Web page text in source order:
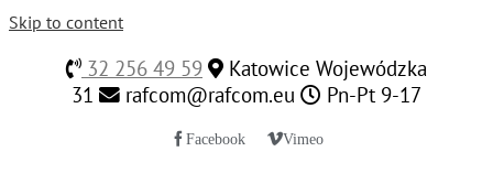
Skip to content
32 256 49 59
Katowice Wojewódzka
31
rafcom@rafcom.eu Pn-Pt 9-17
Facebook Vimeo